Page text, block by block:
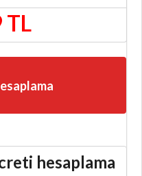
TL
hesaplama